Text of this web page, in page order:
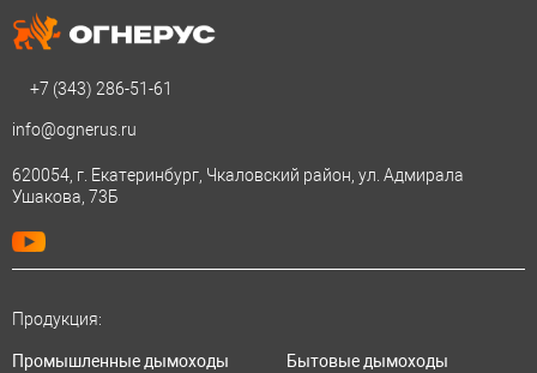
+7 (343) 286-51-61
info@ognerus.ru
620054, г. Екатеринбург, Чкаловский район, ул. Адмирала
Ушакова, 73Б
Продукция:
Промышленные дымоходы
Бытовые дымоходы